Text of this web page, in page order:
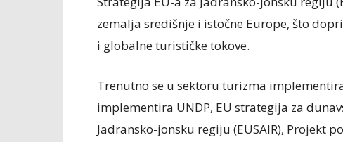
zemalja središnje i istočne Europe, što
i globalne turističke tokove.
Trenutno se u sektoru turizma
implementira UNDP, EU strategija za
Jadransko-jonsku regiju (EUSAIR), Projekt